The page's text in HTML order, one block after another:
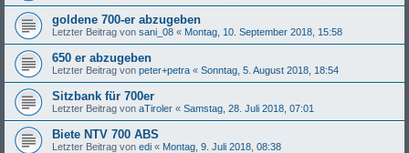
goldene 700-er abzugeben
Letzter Beitrag von sani_08 « Montag, 10. September 2018, 15:58
650 er abzugeben
Letzter Beitrag von peter+petra « Sonntag, 5. August 2018, 18:54
Sitzbank für 700er
Letzter Beitrag von aTiroler « Samstag, 28. Juli 2018, 07:01
Biete NTV 700 ABS
Letzter Beitrag von edi « Montag, 9. Juli 2018, 08:38